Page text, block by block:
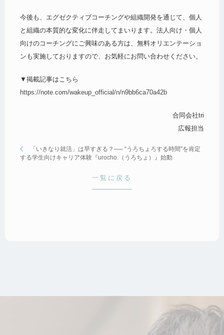
今後も、エグゼクティブコーチングや組織開発を通じて、個人
と組織の本質的な変化に伴走してまいります。法人向け・個人
向けのコーチングにご興味のある方は、無料オリエンテーショ
ンも実施しておりますので、お気軽にお問い合わせください。
▼掲載記事はこちら
https://note.com/wakeup_official/n/n9bb6ca70a42b
合同会社tri
広報担当
「いきなり就活」は早すぎる？── “うろちょろする時間”を肯定
する学生向けキャリア体験『urocho.（うろちょ）』始動
一覧に戻る